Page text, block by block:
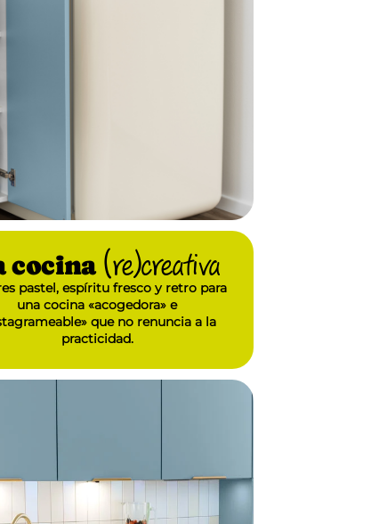
cocina (re)creativa
pastel, espíritu fresco y retro para
una cocina «acogedora» e
que no renuncia a la
practicidad.